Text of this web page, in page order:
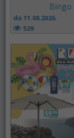
Bingo
do 11.08.2026.
529